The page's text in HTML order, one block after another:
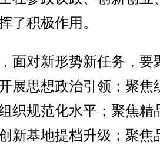
了积极作用。
对新形势新任务，要
展思想政治引领；聚焦
织规范化水平；聚焦精
新基地提档升级；聚焦